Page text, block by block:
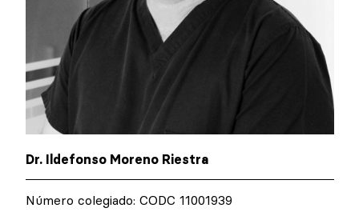
Dr. Ildefonso Moreno Riestra
Número colegiado: CODC 11001939